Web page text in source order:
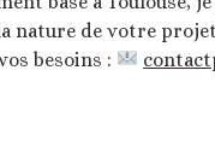
nature de votre
besoins :